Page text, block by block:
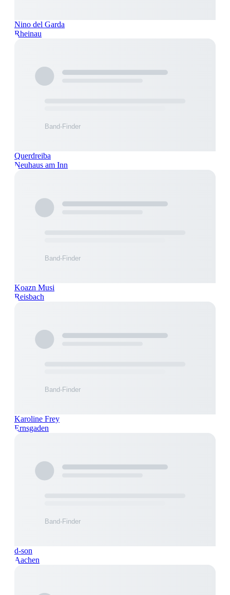
Nino del Garda
Rheinau
Querdreiba
Neuhaus am Inn
Koazn Musi
Reisbach
Karoline Frey
Ernsgaden
d-son
Aachen